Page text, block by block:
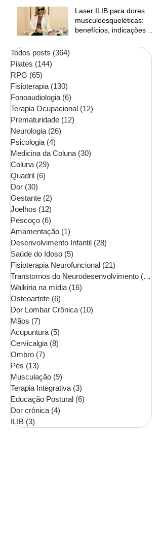
Laser ILIB para dores
musculoesqueléticas:
benefícios, indicações e
Todos posts (364)
Pilates (144)
RPG (65)
Fisioterapia (130)
Fonoaudiologia (6)
Terapia Ocupacional (12)
Prematuridade (12)
Neurologia (26)
Psicologia (4)
Medicina da Coluna (30)
Coluna (29)
Quadril (6)
Dor (30)
Gestante (2)
Joelhos (12)
Pescoço (6)
Amamentação (1)
Desenvolvimento Infantil (28)
Saúde do Idoso (5)
Fisioterapia Neurofuncional (21)
Transtornos do Neurodesenvolvimento (16)
Walkiria na mídia (16)
Osteoartrite (6)
Dor Lombar Crônica (10)
Mãos (7)
Acupuntura (5)
Cervicalgia (8)
Ombro (7)
Pés (13)
Musculação (9)
Terapia Integrativa (3)
Educação Postural (6)
Dor crônica (4)
ILIB (3)